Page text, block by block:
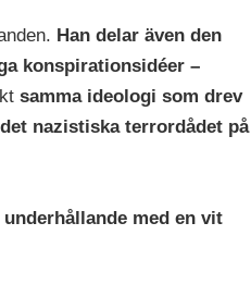
Han delar även den
konspirationsidéer –
samma ideologi som drev
nazistiska terrordådet på
med en vit